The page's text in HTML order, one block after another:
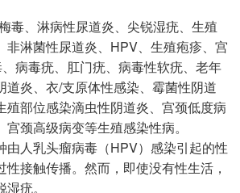
毒、淋病性尿道炎、尖锐湿疣、生殖
非淋菌性尿道炎、HPV、生殖疱疹、宫
病毒疣、肛门疣、病毒性软疣、老年
道炎、衣/支原体性感染、霉菌性阴道
殖部位感染滴虫性阴道炎、宫颈低度病
颈高级病变等生殖感染性病。
由人乳头瘤病毒（HPV）感染引起的性
接触传播。然而，即使没有性生活，
疣。